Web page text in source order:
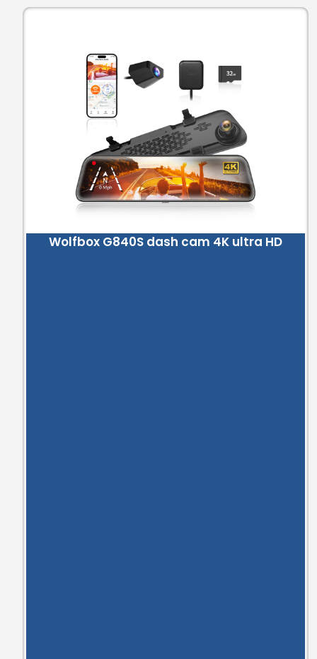
Wolfbox G840S dash cam 4K ultra HD